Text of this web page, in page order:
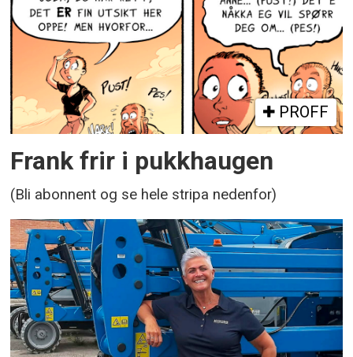
PROFF
Frank frir i pukkhaugen
(Bli abonnent og se hele stripa nedenfor)